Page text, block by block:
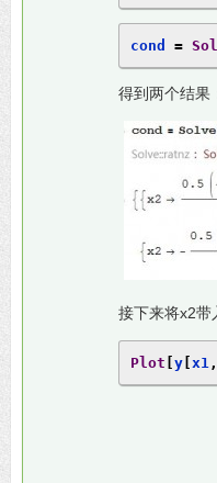
cond =
得到两个结果
接下来将x2带
Plot y x1 ,